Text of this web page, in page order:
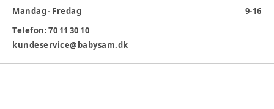
Materiale :Ruskind
Materialesammensætning
Pasform:
Mandag - Fredag
9-16
Telefon: 70 11 30 10
kundeservice@babysam.dk